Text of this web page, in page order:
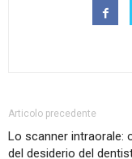
Articolo precedente
Lo scanner intraorale:
del desiderio del